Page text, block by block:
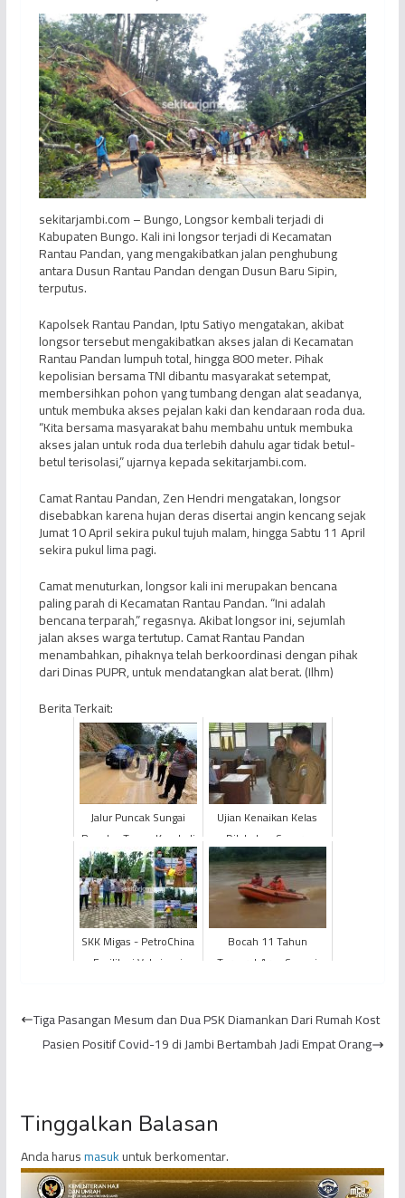
sekitarjambi.com – Bungo, Longsor kembali terjadi di
Kabupaten Bungo. Kali ini longsor terjadi di Kecamatan
Rantau Pandan, yang mengakibatkan jalan penghubung
antara Dusun Rantau Pandan dengan Dusun Baru Sipin,
terputus.
Kapolsek Rantau Pandan, Iptu Satiyo mengatakan, akibat
longsor tersebut mengakibatkan akses jalan di Kecamatan
Rantau Pandan lumpuh total, hingga 800 meter. Pihak
kepolisian bersama TNI dibantu masyarakat setempat,
membersihkan pohon yang tumbang dengan alat seadanya,
untuk membuka akses pejalan kaki dan kendaraan roda dua.
“Kita bersama masyarakat bahu membahu untuk membuka
akses jalan untuk roda dua terlebih dahulu agar tidak betul-
betul terisolasi,” ujarnya kepada sekitarjambi.com.
Camat Rantau Pandan, Zen Hendri mengatakan, longsor
disebabkan karena hujan deras disertai angin kencang sejak
Jumat 10 April sekira pukul tujuh malam, hingga Sabtu 11 April
sekira pukul lima pagi.
Camat menuturkan, longsor kali ini merupakan bencana
paling parah di Kecamatan Rantau Pandan. “Ini adalah
bencana terparah,” regasnya. Akibat longsor ini, sejumlah
jalan akses warga tertutup. Camat Rantau Pandan
menambahkan, pihaknya telah berkoordinasi dengan pihak
dari Dinas PUPR, untuk mendatangkan alat berat. (Ilhm)
Berita Terkait:
Jalur Puncak Sungai
Penuh - Tapan Kembali
Longsor
Ujian Kenaikan Kelas
Dilakukan Secara
Offline dan Online
SKK Migas - PetroChina
Fasilitasi Vaksinasi
Bocah 11 Tahun
Terseret Arus Sungai
Tiga Pasangan Mesum dan Dua PSK Diamankan Dari Rumah Kost
Pasien Positif Covid-19 di Jambi Bertambah Jadi Empat Orang
Tinggalkan Balasan
Anda harusmasukuntuk berkomentar.